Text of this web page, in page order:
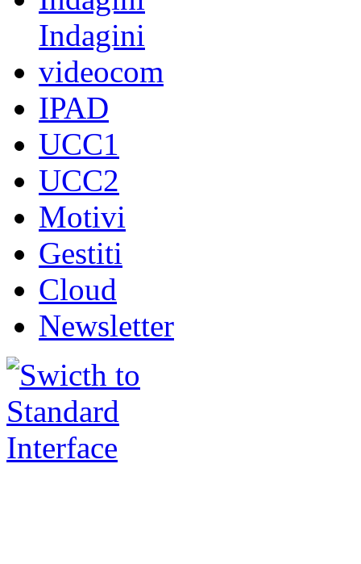
Indagini
videocom
IPAD
UCC1
UCC2
Motivi
Gestiti
Cloud
Newsletter